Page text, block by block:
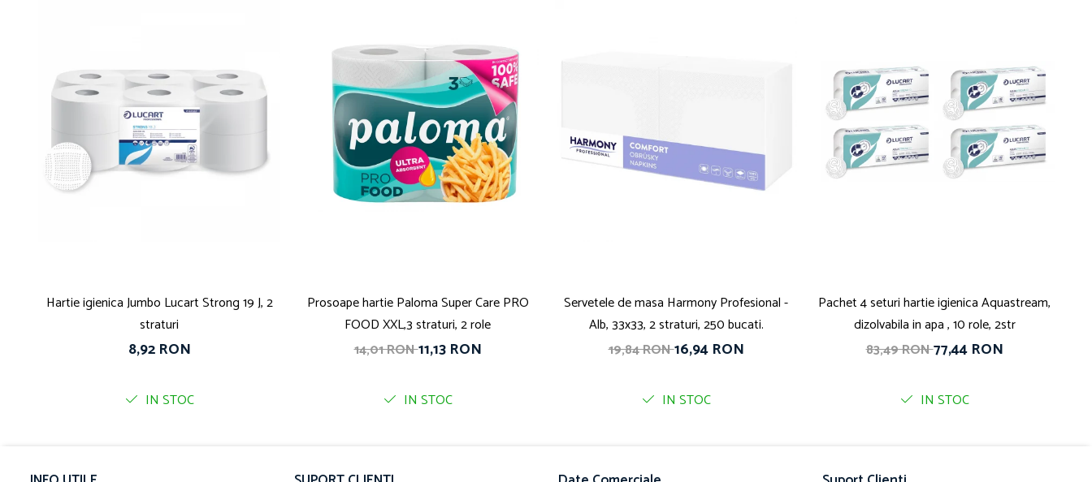
Hartie igienica Jumbo Lucart Strong 19 J, 2
straturi
8,92 RON
IN STOC
Prosoape hartie Paloma Super Care PRO
FOOD XXL,3 straturi, 2 role
14,01 RON11,13 RON
IN STOC
Servetele de masa Harmony Profesional -
Alb, 33x33, 2 straturi, 250 bucati.
19,84 RON16,94 RON
IN STOC
Pachet 4 seturi hartie igienica Aquastream,
dizolvabila in apa , 10 role, 2str
83,49 RON77,44 RON
IN STOC